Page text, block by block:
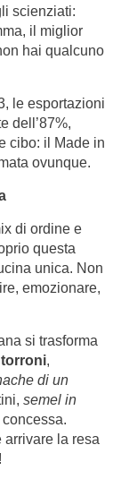
scienziati:
il miglior
hai qualcuno
le esportazioni
dell’87%,
cibo: il Made in
ovunque.
di ordine e
questa
unica. Non
emozionare,
si trasforma
torroni,
di un
semel in
arrivare la resa